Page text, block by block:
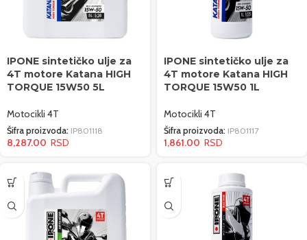
IPONE sintetičko ulje za
4T motore Katana HIGH
TORQUE 15W50 5L
Motocikli 4T
Šifra proizvoda: IP801118
8,287.00
IPONE sintetičko ulje za
4T motore Katana HIGH
TORQUE 15W50 1L
Motocikli 4T
Šifra proizvoda: IP801117
1,861.00